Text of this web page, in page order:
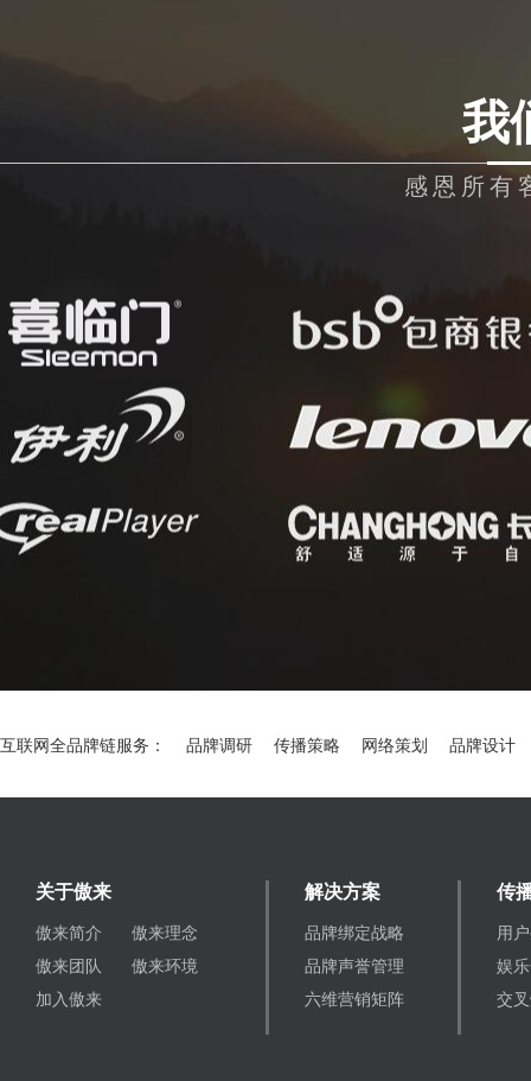
我
感恩所有
互联网全品牌链服务： 品牌调研 传播策略 网络策划 品牌设计
关于傲来
傲来简介
傲来理念
傲来团队
傲来环境
加入傲来
解决方案
品牌绑定战略
品牌声誉管理
六维营销矩阵
传
用
娱
交